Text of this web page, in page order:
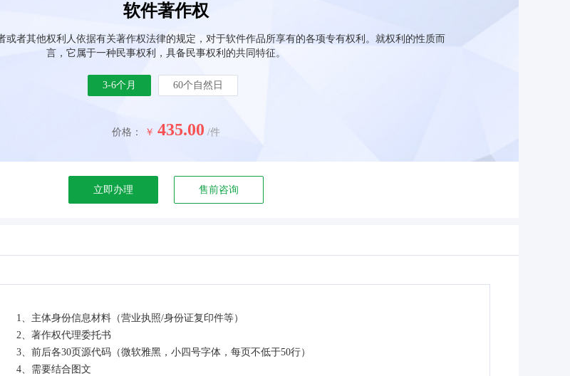
软件著作权
或者其他权利人依据有关著作权法律的规定，对于软件作品所享有的各项专有权利。就权利的性质而
言，它属于一种民事权利，具备民事权利的共同特征。
3-6个月 60个自然日
价格： ￥ 435.00 /件
立即办理 售前咨询
1、主体身份信息材料（营业执照/身份证复印件等）
2、著作权代理委托书
3、前后各30页源代码（微软雅黑，小四号字体，每页不低于50行）
4、需要结合图文